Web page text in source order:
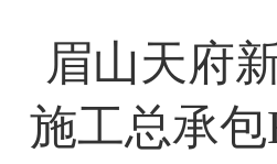
眉山天府
施工总承